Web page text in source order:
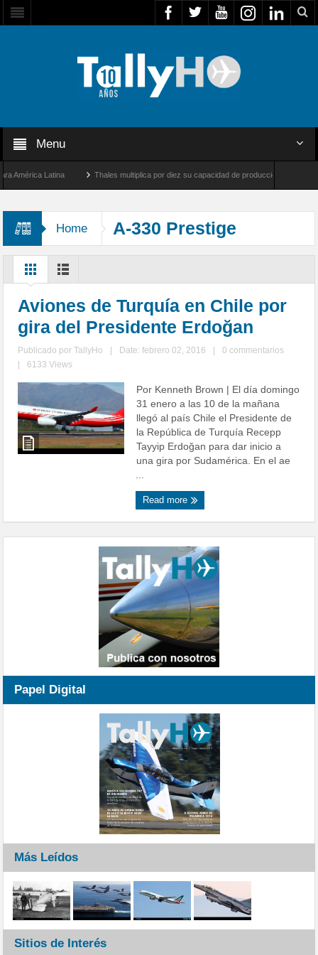
Menu
Latina Thales multiplica por diez su capacidad de producción de radares en
Home A-330 Prestige
Aviones de Turquía en Chile por
gira del Presidente Erdoğan
Publicado porTallyHo Date: febrero 02, 2016
0 commentarios
6133 Views
Por Kenneth Brown | El día domingo
31 enero a las 10 de la mañana
llegó al país Chile el Presidente de
la República de Turquía Recepp
Tayyip Erdoğan para dar inicio a
una gira por Sudamérica. En el ae
...
Read more
Papel Digital
Más Leídos
Sitios de Interés